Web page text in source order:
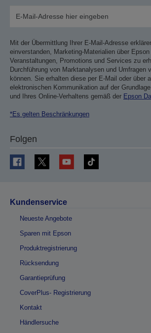
Mit der Übermittlung Ihrer E-Mail-Adresse
einverstanden, Marketing-Materialien über
Veranstaltungen, Promotions und Services zu
Durchführung von Marktanalysen und Umfragen
können. Sie erhalten diese per E-Mail oder über
elektronischen Kommunikation auf der
und Ihres Online-Verhaltens gemäß der Epson
*Es gelten Beschränkungen
Folgen
Kundenservice
Neueste Angebote
Sparen mit Epson
Produktregistrierung
Rücksendung
Garantieprüfung
CoverPlus- Registrierung
Kontakt
Händlersuche